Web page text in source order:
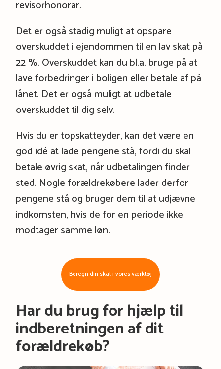
revisorhonorar.
Det er også stadig muligt at opspare
overskuddet i ejendommen til en lav skat på
22 %. Overskuddet kan du bl.a. bruge på at
lave forbedringer i boligen eller betale af på
lånet. Det er også muligt at udbetale
overskuddet til dig selv.
Hvis du er topskatteyder, kan det være en
god idé at lade pengene stå, fordi du skal
betale øvrig skat, når udbetalingen finder
sted. Nogle forældrekøbere lader derfor
pengene stå og bruger dem til at udjævne
indkomsten, hvis de for en periode ikke
modtager samme løn.
Beregn din skat i vores værktøj
Har du brug for hjælp til
indberetningen af dit
forældrekøb?